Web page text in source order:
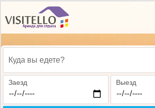
Куда вы едете?
Заезд Выезд